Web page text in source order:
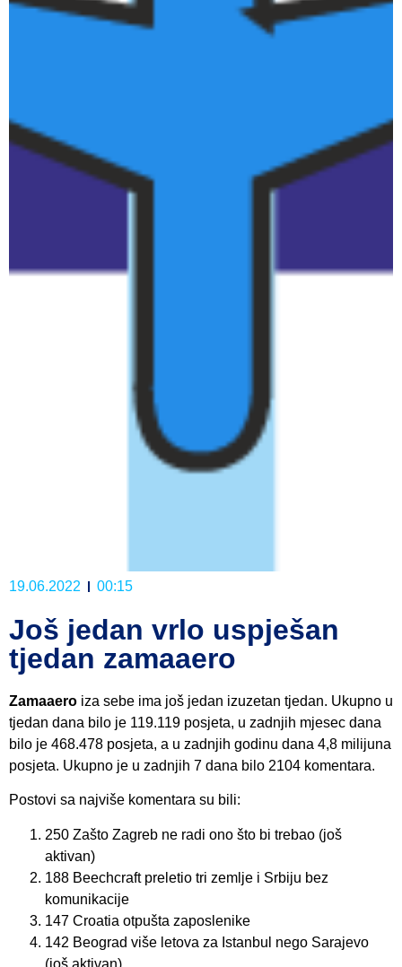
19.06.2022 00:15
Još jedan vrlo uspješan
tjedan zamaaero
Zamaaero iza sebe ima još jedan izuzetan tjedan. Ukupno u
tjedan dana bilo je 119.119 posjeta, u zadnjih mjesec dana
bilo je 468.478 posjeta, a u zadnjih godinu dana 4,8 milijuna
posjeta. Ukupno je u zadnjih 7 dana bilo 2104 komentara.
Postovi sa najviše komentara su bili:
250 Zašto Zagreb ne radi ono što bi trebao (još
aktivan)
188 Beechcraft preletio tri zemlje i Srbiju bez
komunikacije
147 Croatia otpušta zaposlenike
142 Beograd više letova za Istanbul nego Sarajevo
(još aktivan)